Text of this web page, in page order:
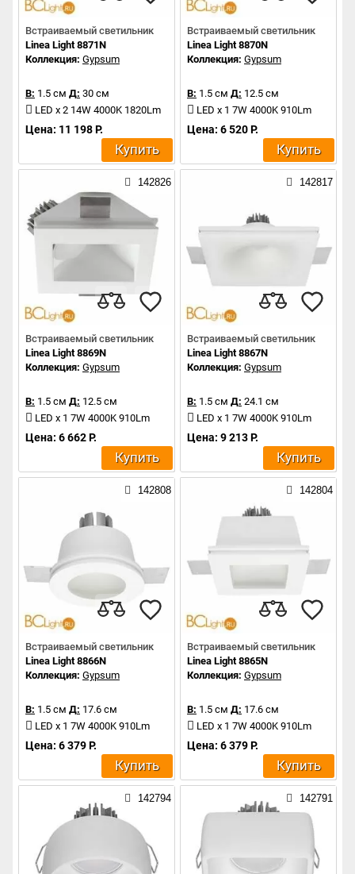
Встраиваемый светильник
Linea Light 8871N
Коллекция: Gypsum
В: 1.5 см Д: 30 см
LED x 2 14W 4000K 1820Lm
Цена: 11 198 Р.
Купить
Встраиваемый светильник
Linea Light 8870N
Коллекция: Gypsum
В: 1.5 см Д: 12.5 см
LED x 1 7W 4000K 910Lm
Цена: 6 520 Р.
Купить
142826
Встраиваемый светильник
Linea Light 8869N
Коллекция: Gypsum
В: 1.5 см Д: 12.5 см
LED x 1 7W 4000K 910Lm
Цена: 6 662 Р.
Купить
142817
Встраиваемый светильник
Linea Light 8867N
Коллекция: Gypsum
В: 1.5 см Д: 24.1 см
LED x 1 7W 4000K 910Lm
Цена: 9 213 Р.
Купить
142808
Встраиваемый светильник
Linea Light 8866N
Коллекция: Gypsum
В: 1.5 см Д: 17.6 см
LED x 1 7W 4000K 910Lm
Цена: 6 379 Р.
Купить
142804
Встраиваемый светильник
Linea Light 8865N
Коллекция: Gypsum
В: 1.5 см Д: 17.6 см
LED x 1 7W 4000K 910Lm
Цена: 6 379 Р.
Купить
142794 142791